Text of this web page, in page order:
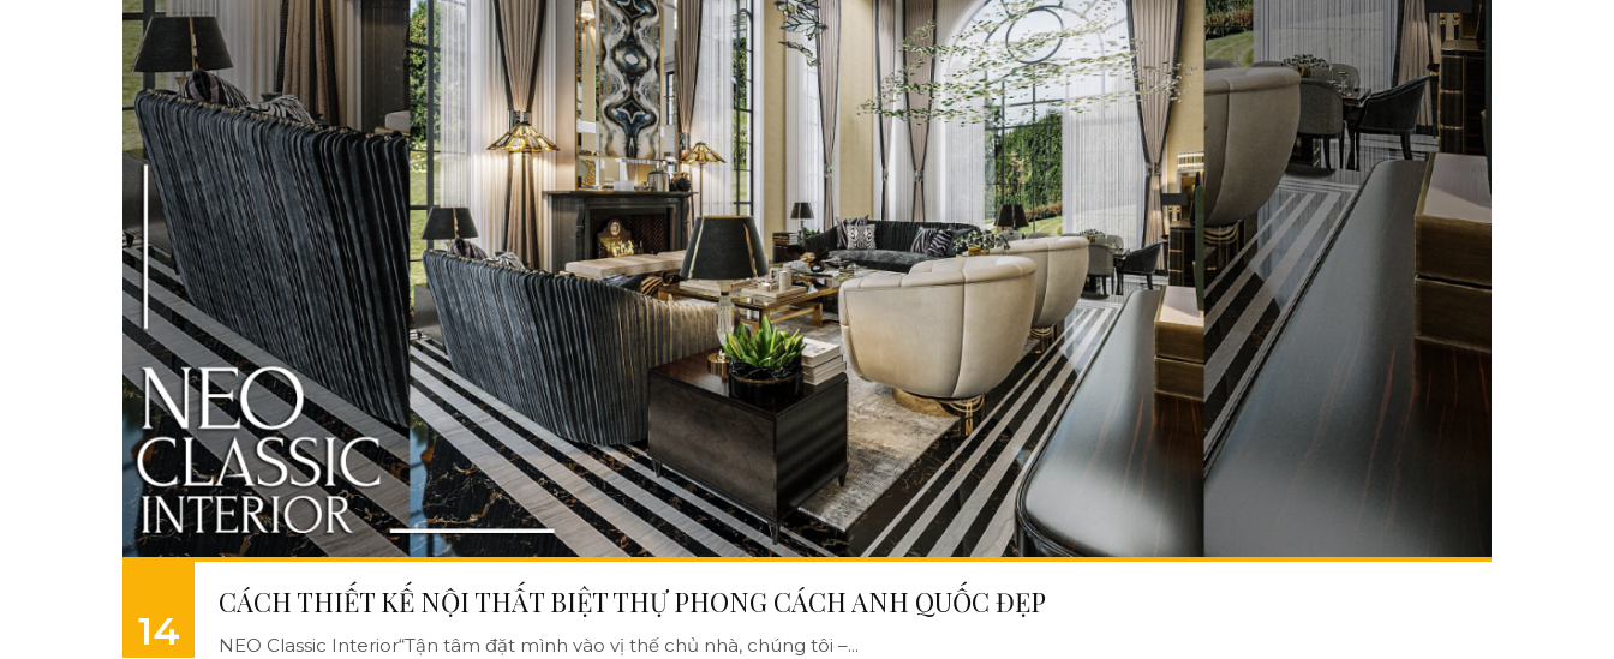
14
CÁCH THIẾT KẾ NỘI THẤT BIỆT THỰ PHONG CÁCH ANH QUỐC ĐẸP
NEO Classic Interior“Tận tâm đặt mình vào vị thế chủ nhà, chúng tôi –...